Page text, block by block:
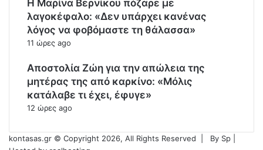
Η Μαρίνα Βερνίκου πόζαρε με
λαγοκέφαλο: «Δεν υπάρχει κανένας
λόγος να φοβόμαστε τη θάλασσα»
11 ώρες ago
Αποστολία Ζώη για την απώλεια της
μητέρας της από καρκίνο: «Μόλις
κατάλαβε τι έχει, έφυγε»
12 ώρες ago
kontasas.gr © Copyright 2026, All Rights Reserved | By Sp